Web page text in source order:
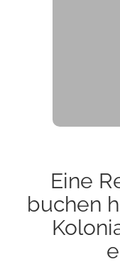
Eine
buchen